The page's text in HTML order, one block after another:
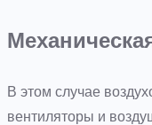
В этом случае
вентиляторы и